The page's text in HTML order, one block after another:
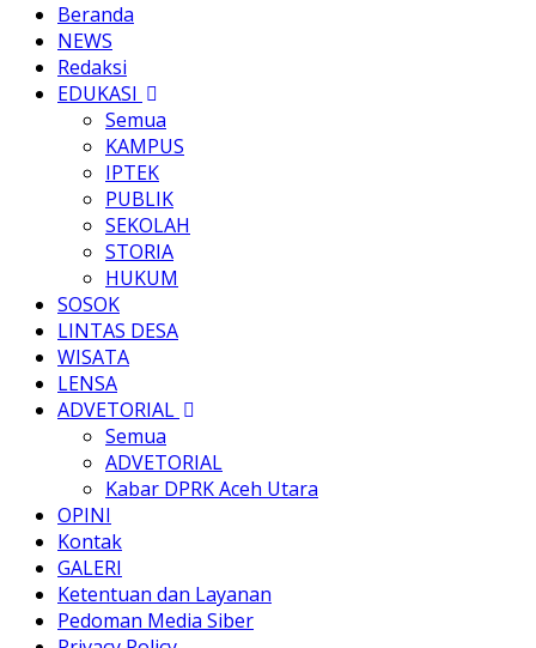
Beranda
NEWS
Redaksi
EDUKASI
Semua
KAMPUS
IPTEK
PUBLIK
SEKOLAH
STORIA
HUKUM
SOSOK
LINTAS DESA
WISATA
LENSA
ADVETORIAL
Semua
ADVETORIAL
Kabar DPRK Aceh Utara
OPINI
Kontak
GALERI
Ketentuan dan Layanan
Pedoman Media Siber